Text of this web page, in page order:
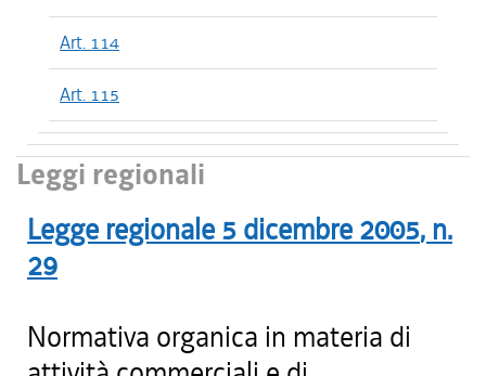
Art. 114
Art. 115
Leggi regionali
Legge regionale 5 dicembre 2005, n.
29
Normativa organica in materia di